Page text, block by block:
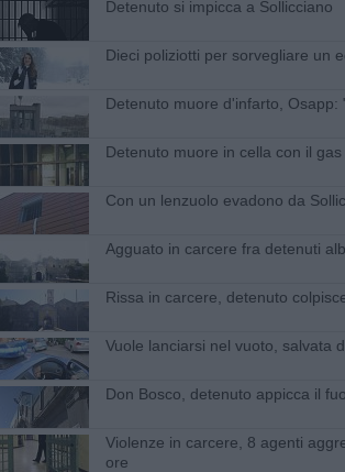
Detenuto si impicca a Sollicciano
Dieci poliziotti per sorvegliare un
Detenuto muore d'infarto, Osapp:
Detenuto muore in cella con il gas
Con un lenzuolo evadono da
Agguato in carcere fra detenuti
Rissa in carcere, detenuto
Vuole lanciarsi nel vuoto, salvata
Don Bosco, detenuto appicca il
Violenze in carcere, 8 agenti
ore